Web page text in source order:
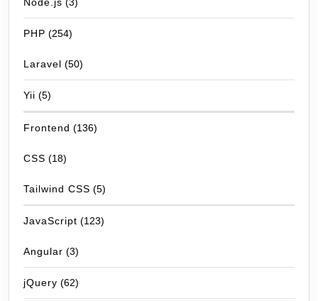
PHP (254)
Laravel (50)
Yii (5)
Frontend (136)
CSS (18)
Tailwind CSS (5)
JavaScript (123)
Angular (3)
jQuery (62)